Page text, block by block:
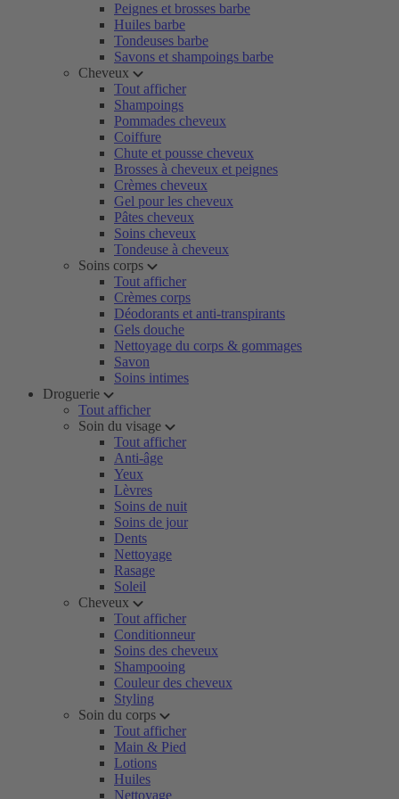
Peignes et brosses barbe
Huiles barbe
Tondeuses barbe
Savons et shampoings barbe
Cheveux
Tout afficher
Shampoings
Pommades cheveux
Coiffure
Chute et pousse cheveux
Brosses à cheveux et peignes
Crèmes cheveux
Gel pour les cheveux
Pâtes cheveux
Soins cheveux
Tondeuse à cheveux
Soins corps
Tout afficher
Crèmes corps
Déodorants et anti-transpirants
Gels douche
Nettoyage du corps & gommages
Savon
Soins intimes
Droguerie
Tout afficher
Soin du visage
Tout afficher
Anti-âge
Yeux
Lèvres
Soins de nuit
Soins de jour
Dents
Nettoyage
Rasage
Soleil
Cheveux
Tout afficher
Conditionneur
Soins des cheveux
Shampooing
Couleur des cheveux
Styling
Soin du corps
Tout afficher
Main & Pied
Lotions
Huiles
Nettoyage